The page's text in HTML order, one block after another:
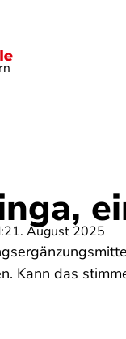
21. August 2025
Kann das